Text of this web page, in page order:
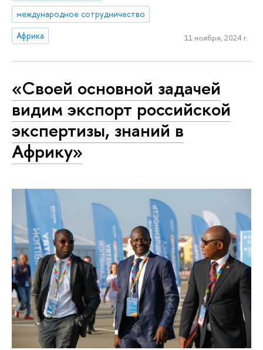
международное сотрудничество
Африка
11 ноября, 2024 г.
«Своей основной задачей
видим экспорт российской
экспертизы, знаний в
Африку»